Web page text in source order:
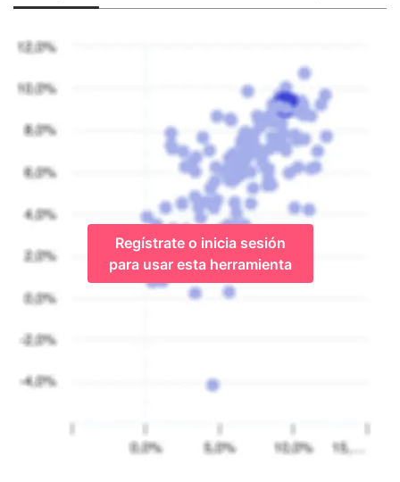
Regístrate o inicia sesión
para usar esta herramienta